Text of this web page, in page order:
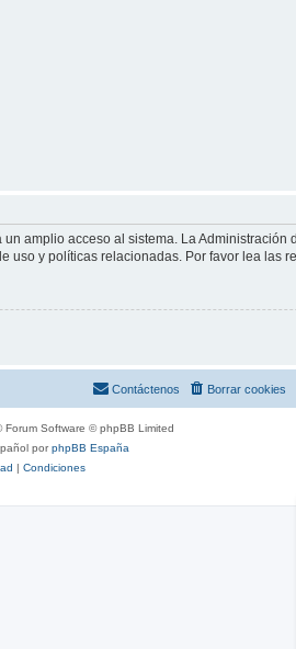
amplio acceso al sistema. La
y políticas relacionadas. Por favor lea las
Borrar cookies
Contáctenos
Forum Software © phpBB Limited
porphpBB España
Condiciones